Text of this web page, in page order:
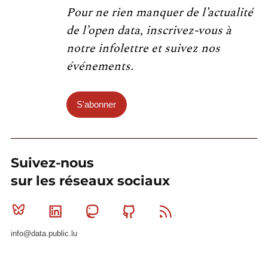
Pour ne rien manquer de l’actualité
de l’open data, inscrivez-vous à
notre infolettre et suivez nos
événements.
S'abonner
Suivez-nous
sur les réseaux sociaux
Bluesky Linkedin MastodonGithub
info@data.public.lu